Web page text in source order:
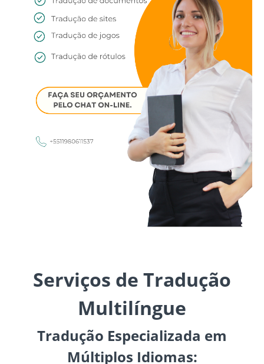
Serviços de Tradução
Multilíngue
Tradução Especializada em
Múltiplos Idiomas: